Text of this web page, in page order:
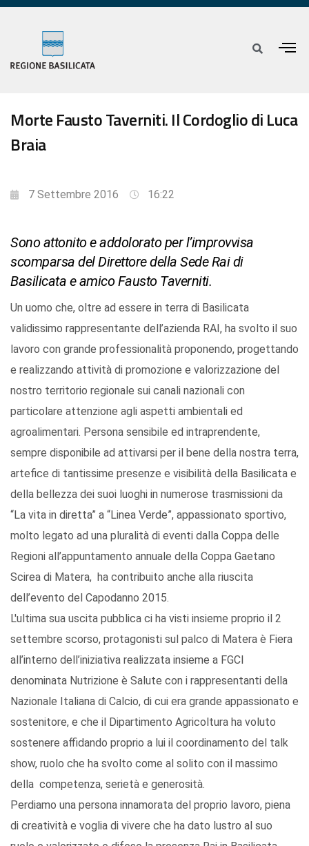
Morte Fausto Taverniti. Il Cordoglio di Luca
Braia
7 Settembre 2016 16:22
Sono attonito e addolorato per l’improvvisa
scomparsa del Direttore della Sede Rai di
Basilicata e amico Fausto Taverniti.
Un uomo che, oltre ad essere in terra di Basilicata
validissimo rappresentante dell’azienda RAI, ha svolto il suo
lavoro con grande professionalità proponendo, progettando
e realizzando attività di promozione e valorizzazione del
nostro territorio regionale sui canali nazionali con
particolare attenzione agli aspetti ambientali ed
agroalimentari. Persona sensibile ed intraprendente,
sempre disponibile ad attivarsi per il bene della nostra terra,
artefice di tantissime presenze e visibilità della Basilicata e
della bellezza dei suoi luoghi in numerose trasmissioni da
“La vita in diretta” a “Linea Verde”, appassionato sportivo,
molto legato ad una pluralità di eventi dalla Coppa delle
Regioni all’appuntamento annuale della Coppa Gaetano
Scirea di Matera, ha contribuito anche alla riuscita
dell’evento del Capodanno 2015.
L'ultima sua uscita pubblica ci ha visti insieme proprio il 2
settembre scorso, protagonisti sul palco di Matera è Fiera
all’interno dell’iniziativa realizzata insieme a FGCI
denominata Nutrizione è Salute con i rappresentanti della
Nazionale Italiana di Calcio, di cui era grande appassionato e
sostenitore, e che il Dipartimento Agricoltura ha voluto
sostenere affidando proprio a lui il coordinamento del talk
show, ruolo che ha svolto come al solito con il massimo
della competenza, serietà e generosità.
Perdiamo una persona innamorata del proprio lavoro, piena
di creatività e voglia di vivere che ha dato lustro al suo